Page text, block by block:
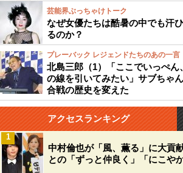
芸能界ぶっちゃけトーク
なぜ女優たちは酷暑の中でも汗
るのか？
プレーバック レジェンドたちのあの一言
北島三郎（1）「ここでいっぺん
の線を引いてみたい」サブちゃ
合戦の歴史を変えた
アクセスランキング
中村倫也が「風、薫る」に大貢
との「ずっと仲良く」「にこや
1